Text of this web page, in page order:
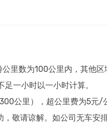
里数为100公里内，其他区
一小时以一小时计算。
公里），超公里费为5元/
敬请谅解。如公司无车安